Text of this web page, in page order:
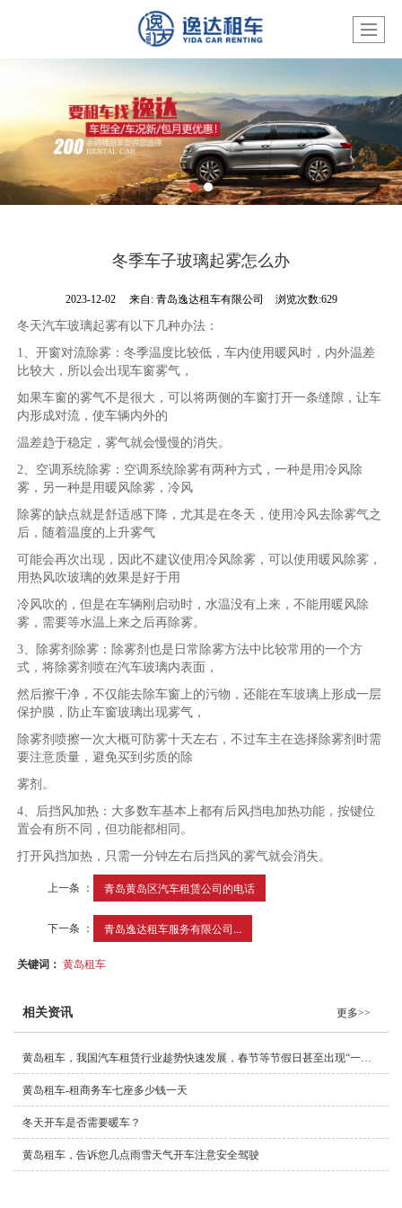
冬季车子玻璃起雾怎么办
2023-12-02 来自: 青岛逸达租车有限公司 浏览次数:629
冬天汽车玻璃起雾有以下几种办法：
1、开窗对流除雾：冬季温度比较低，车内使用暖风时，内外温差
比较大，所以会出现车窗雾气，
如果车窗的雾气不是很大，可以将两侧的车窗打开一条缝隙，让车
内形成对流，使车辆内外的
温差趋于稳定，雾气就会慢慢的消失。
2、空调系统除雾：空调系统除雾有两种方式，一种是用冷风除
雾，另一种是用暖风除雾，冷风
除雾的缺点就是舒适感下降，尤其是在冬天，使用冷风去除雾气之
后，随着温度的上升雾气
可能会再次出现，因此不建议使用冷风除雾，可以使用暖风除雾，
用热风吹玻璃的效果是好于用
冷风吹的，但是在车辆刚启动时，水温没有上来，不能用暖风除
雾，需要等水温上来之后再除雾。
3、除雾剂除雾：除雾剂也是日常除雾方法中比较常用的一个方
式，将除雾剂喷在汽车玻璃内表面，
然后擦干净，不仅能去除车窗上的污物，还能在车玻璃上形成一层
保护膜，防止车窗玻璃出现雾气，
除雾剂喷擦一次大概可防雾十天左右，不过车主在选择除雾剂时需
要注意质量，避免买到劣质的除
雾剂。
4、后挡风加热：大多数车基本上都有后风挡电加热功能，按键位
置会有所不同，但功能都相同。
打开风挡加热，只需一分钟左右后挡风的雾气就会消失。
上一条 ： 青岛黄岛区汽车租赁公司的电话
下一条 ： 青岛逸达租车服务有限公司...
关键词：黄岛租车
相关资讯 更多>>
黄岛租车，我国汽车租赁行业趁势快速发展，春节等节假日甚至出现“一车难求”现象
黄岛租车-租商务车七座多少钱一天
冬天开车是否需要暖车？
黄岛租车，告诉您几点雨雪天气开车注意安全驾驶